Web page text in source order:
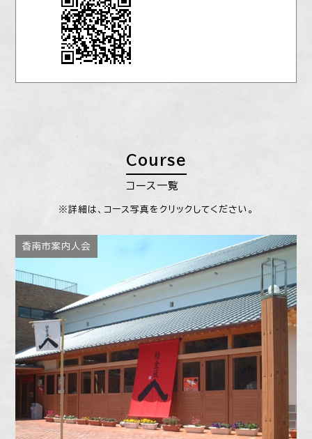
Course
コース一覧
※詳細は、コース写真をクリックしてください。
香南市案内人会